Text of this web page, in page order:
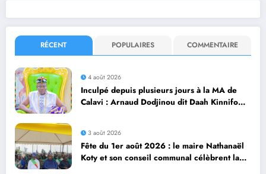
RÉCENT POPULAIRES COMMENTAIRE
4 août 2026
Inculpé depuis plusieurs jours à la MA de
Calavi : Arnaud Dodjinou dit Daah Kinnifo
3 août 2026
Fête du 1er août 2026 : le maire Nathanaël
Koty et son conseil communal célèbrent la